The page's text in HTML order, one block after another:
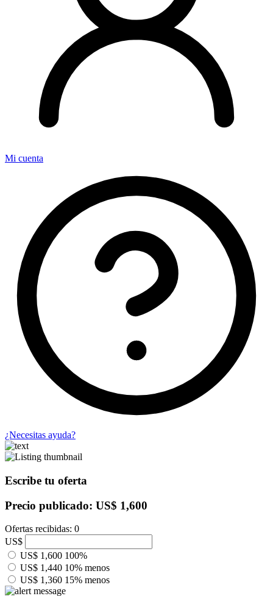
Mi cuenta
¿Necesitas ayuda?
Escribe tu oferta
Precio publicado: US$ 1,600
Ofertas recibidas: 0
US$
US$ 1,600 100%
US$ 1,440 10% menos
US$ 1,360 15% menos